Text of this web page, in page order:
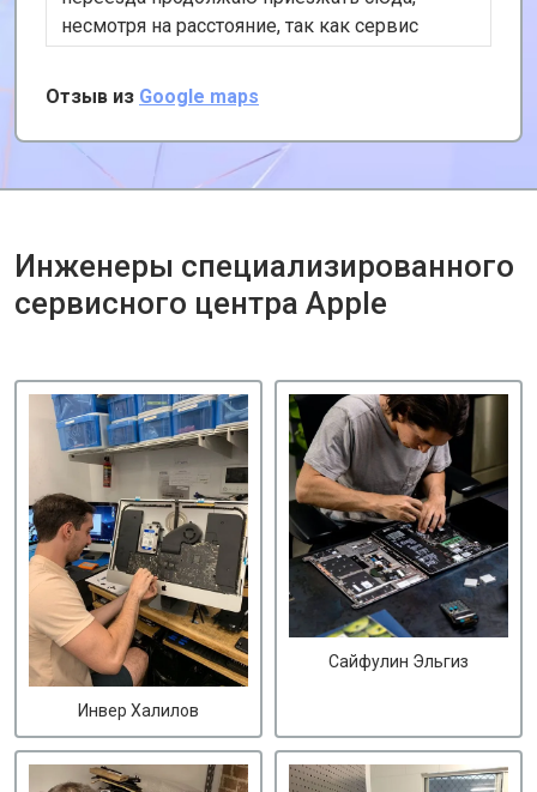
несмотря на расстояние, так как сервис
хороший и цены адекватные. К тому же, у
них есть удобная услуга вызова курьера,
забирает и привозит почти за даром!
Отзыв из Google maps
Инженеры специализированного
сервисного центра Apple
Инвер Халилов
Сайфулин Эльгиз